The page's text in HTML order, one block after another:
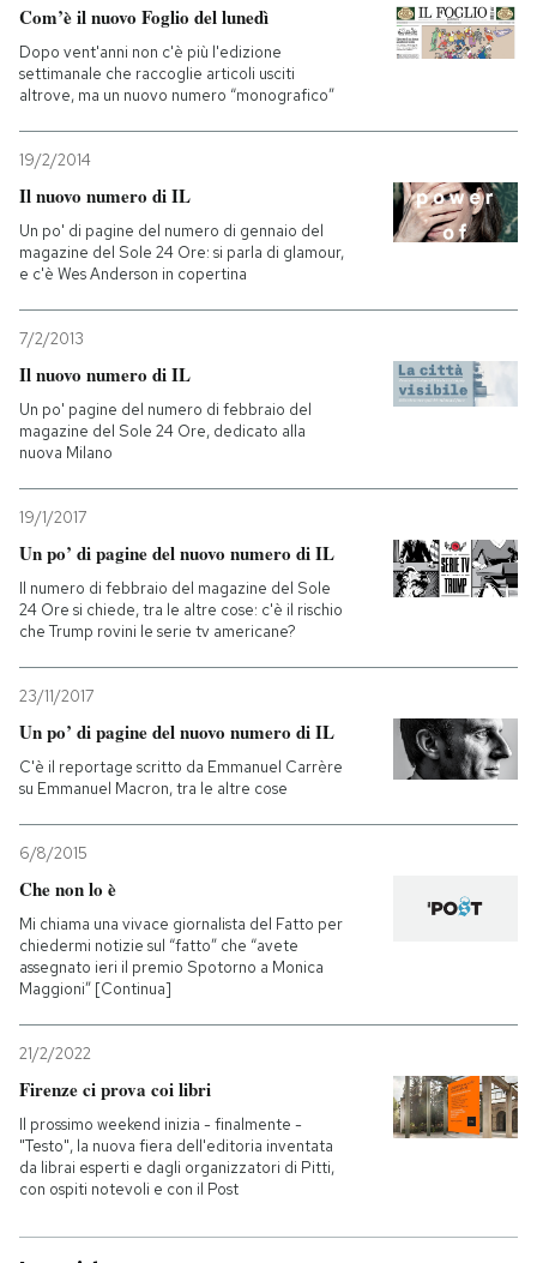
Com’è il nuovo Foglio del lunedì
Dopo vent'anni non c'è più l'edizione
settimanale che raccoglie articoli usciti
altrove, ma un nuovo numero “monografico”
19/2/2014
Il nuovo numero di IL
Un po' di pagine del numero di gennaio del
magazine del Sole 24 Ore: si parla di glamour,
e c'è Wes Anderson in copertina
7/2/2013
Il nuovo numero di IL
Un po' pagine del numero di febbraio del
magazine del Sole 24 Ore, dedicato alla
nuova Milano
19/1/2017
Un po’ di pagine del nuovo numero di IL
Il numero di febbraio del magazine del Sole
24 Ore si chiede, tra le altre cose: c'è il rischio
che Trump rovini le serie tv americane?
23/11/2017
Un po’ di pagine del nuovo numero di IL
C'è il reportage scritto da Emmanuel Carrère
su Emmanuel Macron, tra le altre cose
6/8/2015
Che non lo è
Mi chiama una vivace giornalista del Fatto per
chiedermi notizie sul “fatto” che “avete
assegnato ieri il premio Spotorno a Monica
Maggioni” [Continua]
21/2/2022
Firenze ci prova coi libri
Il prossimo weekend inizia - finalmente -
"Testo", la nuova fiera dell'editoria inventata
da librai esperti e dagli organizzatori di Pitti,
con ospiti notevoli e con il Post